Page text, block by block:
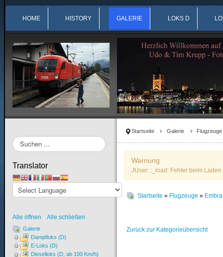
HOME HISTORY GALERIE LOKS D
Startseite Galerie Flugzeuge
Warnung
JUser: :_load: Fehler beim
Startseite » Flugzeuge »
Zurück zur Kategorieübersicht
Suchen
...
Translator
Alle öffnen Alle schließen
Galerie
Dampfloks (D)
E-Loks (D)
Dieselloks (D, ab 100 Km/h)